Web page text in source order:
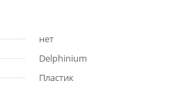
нет
Delphinium
Пластик